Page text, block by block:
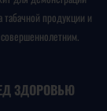
табачной продукции и
ЗДОРОВЬЮ